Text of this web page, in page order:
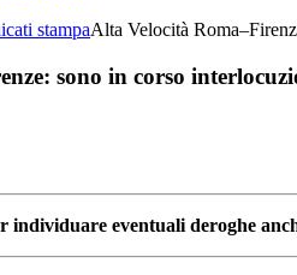
stampaAlta Velocità
sono in corso
eventuali deroghe